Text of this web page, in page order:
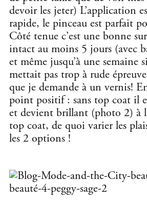
devoir les jeter) L’application
rapide, le pinceau est parfait
Côté tenue c’est une bonne
intact au moins 5 jours (avec
et même jusqu’à une semaine
mettait pas trop à rude
que je demande à un vernis!
point positif : sans top coat il
et devient brillant (photo 2) à
top coat, de quoi varier les
les 2 options !